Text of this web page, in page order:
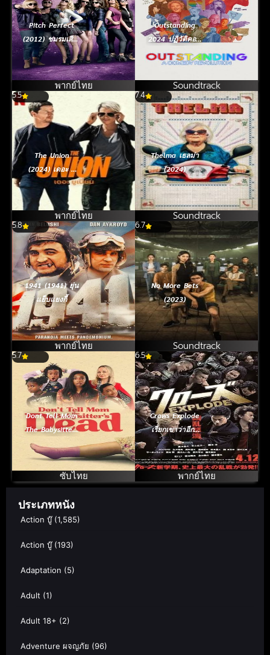
Pitch Perfect
(2012) ชมรมเสียง
ใส ถือไมค์ตามฝัน
พากย์ไทย
Outstanding
2024 ปฏิวัติคอม
เมดี้
Soundtrack
5.5
The Union
(2024) เดอะ ยู
เนี่ยน
พากย์ไทย
7.4
Thelma เธลม่า
(2024)
Soundtrack
5.8
1941 (1941) ยุ่น
แย็บแยงกี้
พากย์ไทย
6.7
No More Bets
(2023)
Soundtrack
5.7
Dont Tell Mom
The Babysitters
Dead พี่เลี้ยงไม่อยู่
พวกหนูทำไงดี
(2024)ซับไทย
6.5
Crows Explode
เรียกเขาว่าอีกา
ภาค 3 (2014)
พากย์ไทย
ประเภทหนัง
Action บู๊(1,585)
Action บู๊(193)
Adaptation (5)
Adult (1)
Adult 18+ (2)
Adventure ผจญภัย (96)